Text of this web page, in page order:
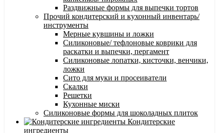
Раздвижные формы для выпечки тортов
Прочий кондитерский и кухонный инвентарь/
инструменты
Мерные кувшины и ложки
Силиконовые/ тефлоновые коврики для
раскатки и выпечки, пергамент
Силиконовые лопатки, кисточки, венчики,
ложки
Сито для муки и просеиватели
Скалки
Решетки
Кухонные миски
Силиконовые формы для шоколадных плиток
Кондитерские
ингредиенты